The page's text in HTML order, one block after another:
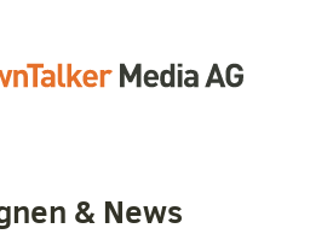
& News